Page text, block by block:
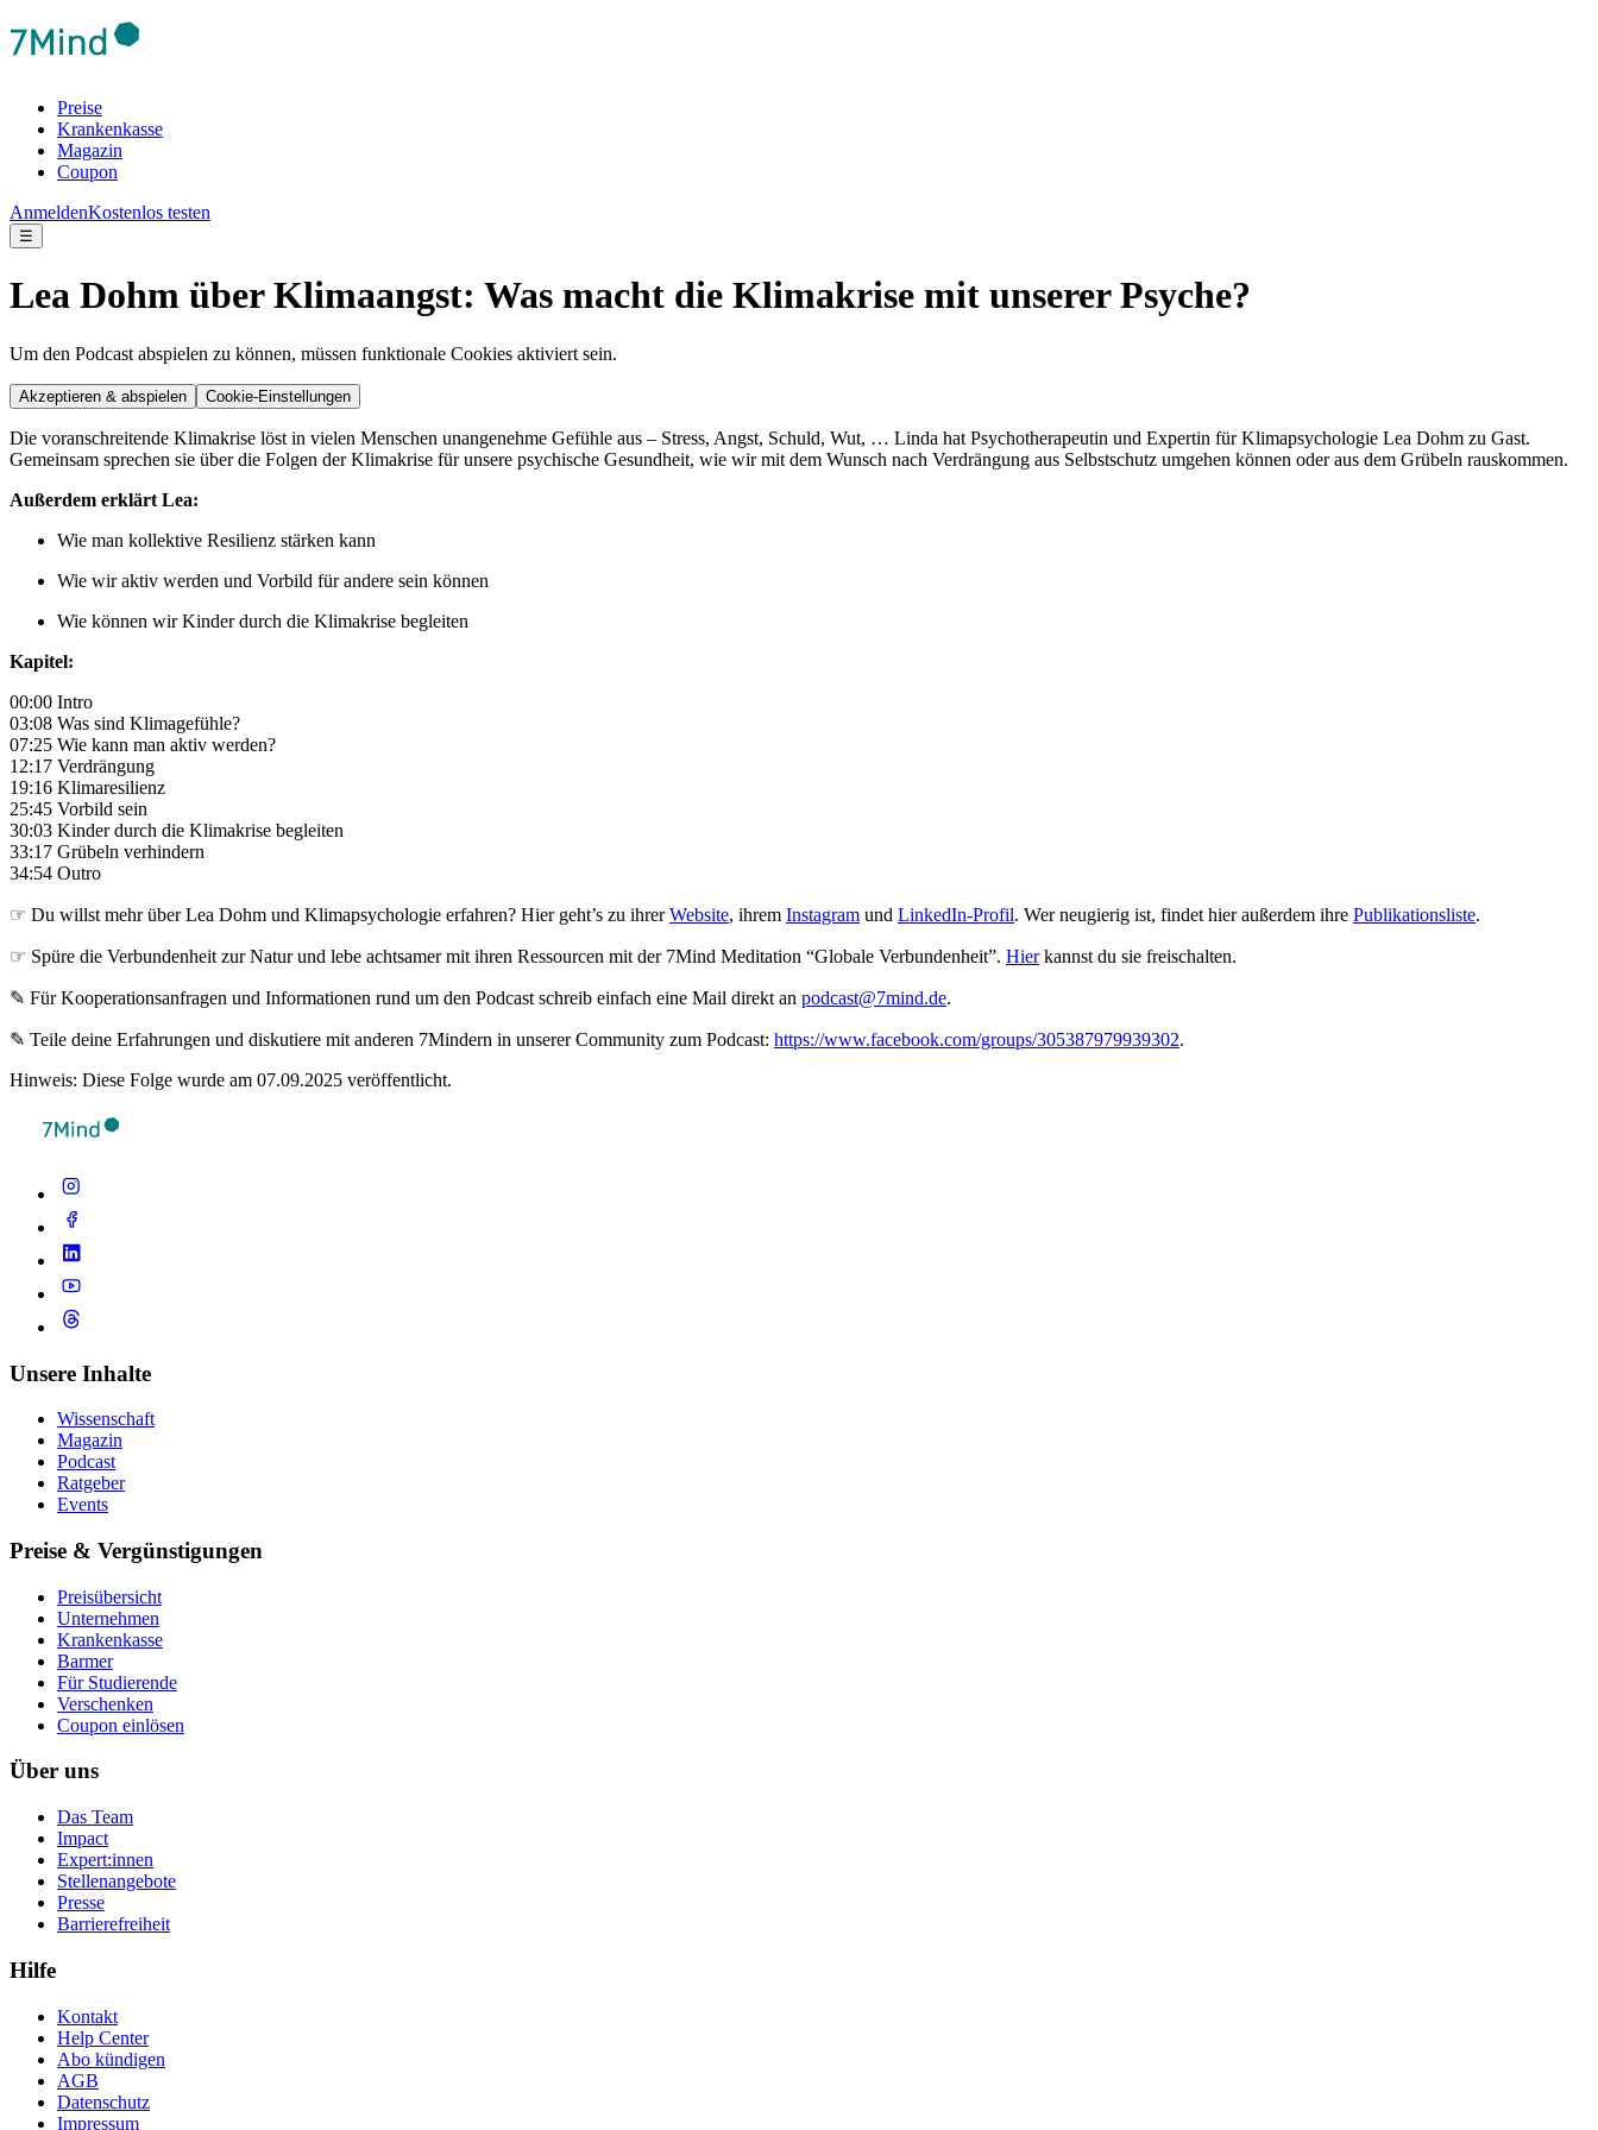
Preise
Krankenkasse
Magazin
Coupon
AnmeldenKostenlos testen
☰
Lea Dohm über Klimaangst: Was macht die Klimakrise mit unserer Psyche?
Um den Podcast abspielen zu können, müssen funktionale Cookies aktiviert sein.
Akzeptieren & abspielen Cookie-Einstellungen
Die voranschreitende Klimakrise löst in vielen Menschen unangenehme Gefühle aus – Stress, Angst, Schuld, Wut, … Linda hat Psychotherapeutin und Expertin für Klimapsychologie Lea Dohm zu Gast.
Gemeinsam sprechen sie über die Folgen der Klimakrise für unsere psychische Gesundheit, wie wir mit dem Wunsch nach Verdrängung aus Selbstschutz umgehen können oder aus dem Grübeln rauskommen.
Außerdem erklärt Lea:
Wie man kollektive Resilienz stärken kann
Wie wir aktiv werden und Vorbild für andere sein können
Wie können wir Kinder durch die Klimakrise begleiten
Kapitel:
00:00 Intro
03:08 Was sind Klimagefühle?
07:25 Wie kann man aktiv werden?
12:17 Verdrängung
19:16 Klimaresilienz
25:45 Vorbild sein
30:03 Kinder durch die Klimakrise begleiten
33:17 Grübeln verhindern
34:54 Outro
☞ Du willst mehr über Lea Dohm und Klimapsychologie erfahren? Hier geht’s zu ihrerWebsite, ihrem Instagram und LinkedIn-Profil. Wer neugierig ist, findet hier außerdem ihre Publikationsliste.
☞ Spüre die Verbundenheit zur Natur und lebe achtsamer mit ihren Ressourcen mit der 7Mind Meditation “Globale Verbundenheit”. Hierkannst du sie freischalten.
✎ Für Koope­ra­ti­ons­an­fra­gen und Infor­ma­tio­nen rund um den Pod­cast schreib ein­fach eine Mail direkt an podcast@7mind.de.
✎ Teile deine Erfahrungen und diskutiere mit anderen 7Mindern in unserer Community zum Podcast: https://www.facebook.com/groups/305387979939302.
Hinweis: Diese Folge wurde am 07.09.2025 veröffentlicht.
Unsere Inhalte
Wissenschaft
Magazin
Podcast
Ratgeber
Events
Preise & Vergünstigungen
Preisübersicht
Unternehmen
Krankenkasse
Barmer
Für Studierende
Ver­schen­ken
Coupon einlösen
Über uns
Das Team
Impact
Expert:innen
Stellenangebote
Presse
Barrierefreiheit
Hilfe
Kontakt
Help Center
Abo kündigen
AGB
Datenschutz
Impressum